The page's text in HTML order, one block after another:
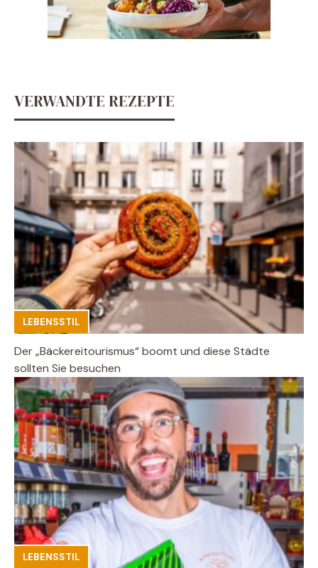
VERWANDTE REZEPTE
LEBENSSTIL
Der „Bäckereitourismus“ boomt und diese Städte
sollten Sie besuchen
LEBENSSTIL